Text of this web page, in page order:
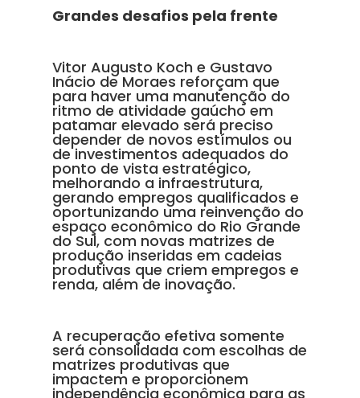
Grandes desafios pela frente
Vitor Augusto Koch e Gustavo
Inácio de Moraes reforçam que
para haver uma manutenção do
ritmo de atividade gaúcho em
patamar elevado será preciso
depender de novos estímulos ou
de investimentos adequados do
ponto de vista estratégico,
melhorando a infraestrutura,
gerando empregos qualificados e
oportunizando uma reinvenção do
espaço econômico do Rio Grande
do Sul, com novas matrizes de
produção inseridas em cadeias
produtivas que criem empregos e
renda, além de inovação.
A recuperação efetiva somente
será consolidada com escolhas de
matrizes produtivas que
impactem e proporcionem
independência econômica para as